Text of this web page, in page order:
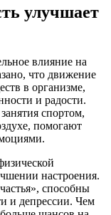
улучшает
влияние на
что движение
в организме,
и радости.
спортом,
помогают
настроения.
способны
и депрессии. Чем